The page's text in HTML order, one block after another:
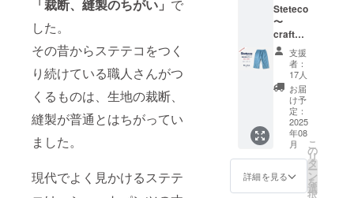
「裁断、縫製のちがい」 で
した。
その昔からステテコをつく
り続けている職人さんがつ
くるものは、生地の裁断、
縫製が普通とはちがってい
ました。
現代でよく見かけるステテ
います
旨、ご
了承く
ださ
い。 ※
ご注文
状況、
仕様部
材の供
給状
況、製
造工程
上の都
合によ
価格
¥6,600
のとこ
ろ ※ア
イテム
詳細は
プロ
ジェク
ト本文
に記載
してお
りま
す。 ※
デザイ
Steteco
〜
craftsm
an
style〜
【職人
仕様の
ステテ
コ】
ビーチ
ステテ
コ サッ
クス
CAMPF
IRE特価
支援
者：
17人
お届
け予
定：
2025
年08
月
詳細を見る
こ
の
リ
タ
ー
ン
を
選
択